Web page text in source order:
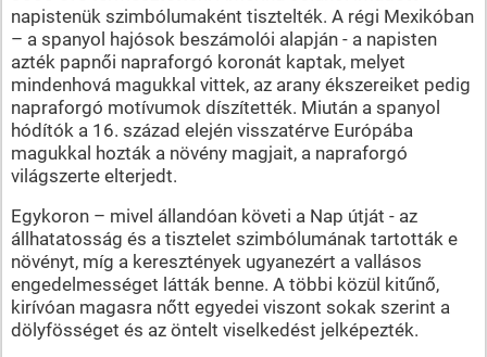
napistenük szimbólumaként tisztelték. A régi Mexikóban
– a spanyol hajósok beszámolói alapján - a napisten
azték papnői napraforgó koronát kaptak, melyet
mindenhová magukkal vittek, az arany ékszereiket pedig
napraforgó motívumok díszítették. Miután a spanyol
hódítók a 16. század elején visszatérve Európába
magukkal hozták a növény magjait, a napraforgó
világszerte elterjedt.
Egykoron – mivel állandóan követi a Nap útját - az
állhatatosság és a tisztelet szimbólumának tartották e
növényt, míg a keresztények ugyanezért a vallásos
engedelmességet látták benne. A többi közül kitűnő,
kirívóan magasra nőtt egyedei viszont sokak szerint a
dölyfösséget és az öntelt viselkedést jelképezték.